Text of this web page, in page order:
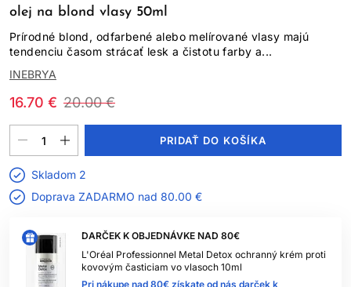
olej na blond vlasy 50ml
Prírodné blond, odfarbené alebo melírované vlasy majú
tendenciu časom strácať lesk a čistotu farby a...
INEBRYA
20.00 €
16.70 €
DARČEK K OBJEDNÁVKE NAD 80€
L'Oréal Professionnel Metal Detox ochranný krém proti
kovovým časticiam vo vlasoch 10ml
Pri nákupe nad 80€ získate od nás darček k
PRIDAŤ DO KOŠÍKA
Skladom 2
Doprava ZADARMO nad 80.00 €